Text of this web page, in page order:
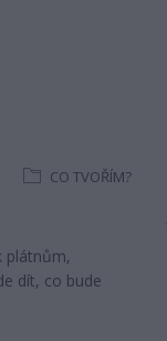
CO TVOŘÍM?
plátnům,
dít, co bude